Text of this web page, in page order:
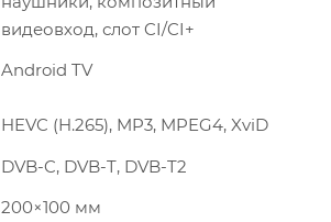
видеовход, слот CI/CI+
Android TV
HEVC (H.265), MP3, MPEG4, XviD
DVB-C, DVB-T, DVB-T2
200×100 мм